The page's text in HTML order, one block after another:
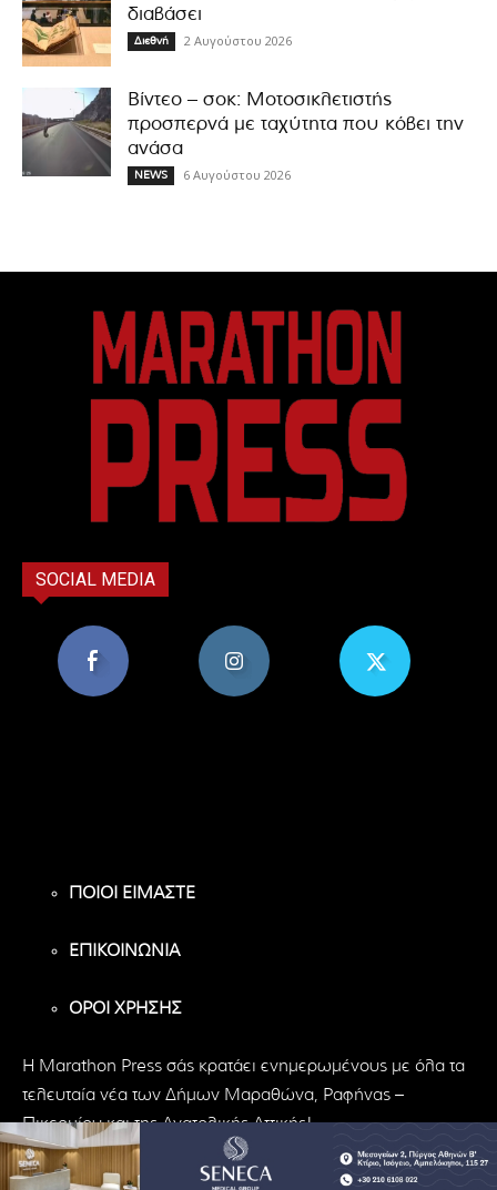
διαβάσει
Διεθνή 2 Αυγούστου 2026
Βίντεο – σοκ: Μοτοσικλετιστής
προσπερνά με ταχύτητα που κόβει την
ανάσα
NEWS 6 Αυγούστου 2026
SOCIAL MEDIA
ΠΟΙΟΙ ΕΙΜΑΣΤΕ
ΕΠΙΚΟΙΝΩΝΙΑ
ΟΡΟΙ ΧΡΗΣΗΣ
H Marathon Press σάς κρατάει ενημερωμένους με όλα τα
τελευταία νέα των Δήμων Μαραθώνα, Ραφήνας –
Πικερμίου και της Ανατολικής Αττικής!
© Marathon Press | All Rights Reserved